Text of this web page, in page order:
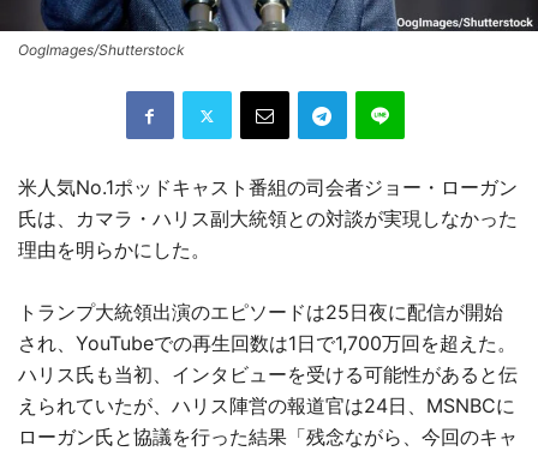
OogImages/Shutterstock
米人気No.1ポッドキャスト番組の司会者ジョー・ローガン
氏は、カマラ・ハリス副大統領との対談が実現しなかった
理由を明らかにした。
トランプ大統領出演のエピソードは25日夜に配信が開始
され、YouTubeでの再生回数は1日で1,700万回を超えた。
ハリス氏も当初、インタビューを受ける可能性があると伝
えられていたが、ハリス陣営の報道官は24日、MSNBCに
ローガン氏と協議を行った結果「残念ながら、今回のキャ